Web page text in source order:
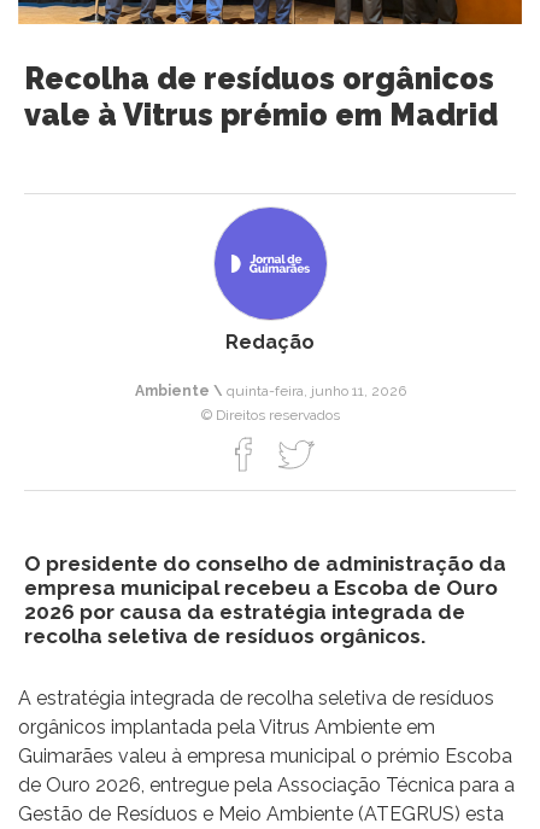
Recolha de resíduos orgânicos
vale à Vitrus prémio em Madrid
Redação
Ambiente \ quinta-feira, junho 11, 2026
© Direitos reservados
O presidente do conselho de administração da
empresa municipal recebeu a Escoba de Ouro
2026 por causa da estratégia integrada de
recolha seletiva de resíduos orgânicos.
A estratégia integrada de recolha seletiva de resíduos
orgânicos implantada pela Vitrus Ambiente em
Guimarães valeu à empresa municipal o prémio Escoba
de Ouro 2026, entregue pela Associação Técnica para a
Gestão de Resíduos e Meio Ambiente (ATEGRUS) esta